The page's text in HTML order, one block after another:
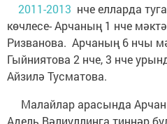
2011-2013 нче елларда
көчлесе- Арчаның 1 нче
Ризванова. Арчаның 6 нчы
Гыйниятова 2 нче, 3 нче
Айзилә Тусматова.
Малайлар арасында
Адель Вәлиуллинга тиңнәр